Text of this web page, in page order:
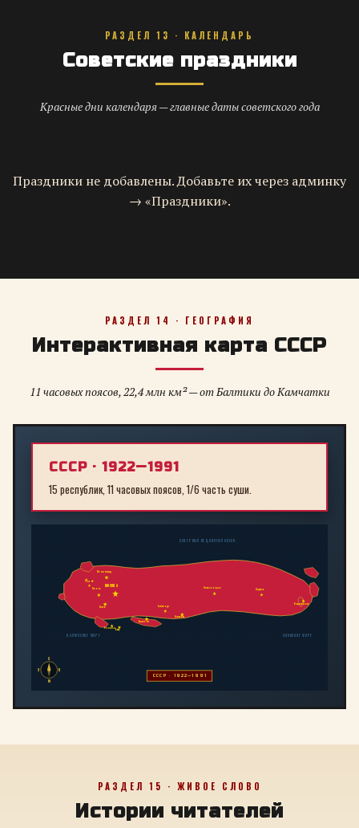
РАЗДЕЛ 13 · КАЛЕНДАРЬ
Советские праздники
Красные дни календаря — главные даты советского года
Праздники не добавлены. Добавьте их через админку
→ «Праздники».
РАЗДЕЛ 14 · ГЕОГРАФИЯ
Интерактивная карта СССР
11 часовых поясов, 22,4 млн км² — от Балтики до Камчатки
СССР · 1922—1991
15 республик, 11 часовых поясов, 1/6 часть суши.
МОСКВА
Ленинград
Киев
Минск
Ташкент
Алма-Ата
Байконур
Новосибирск Иркутск
Владивосток
ТбилисиБаку
Рига
С
Ю
З
В
СССР · 1922—1991
БАЛТИЙСКОЕ МОРЕ
СЕВЕРНЫЙ ЛЕДОВИТЫЙ ОКЕАН
ЯПОНСКОЕ МОРЕ
РАЗДЕЛ 15 · ЖИВОЕ СЛОВО
Истории читателей